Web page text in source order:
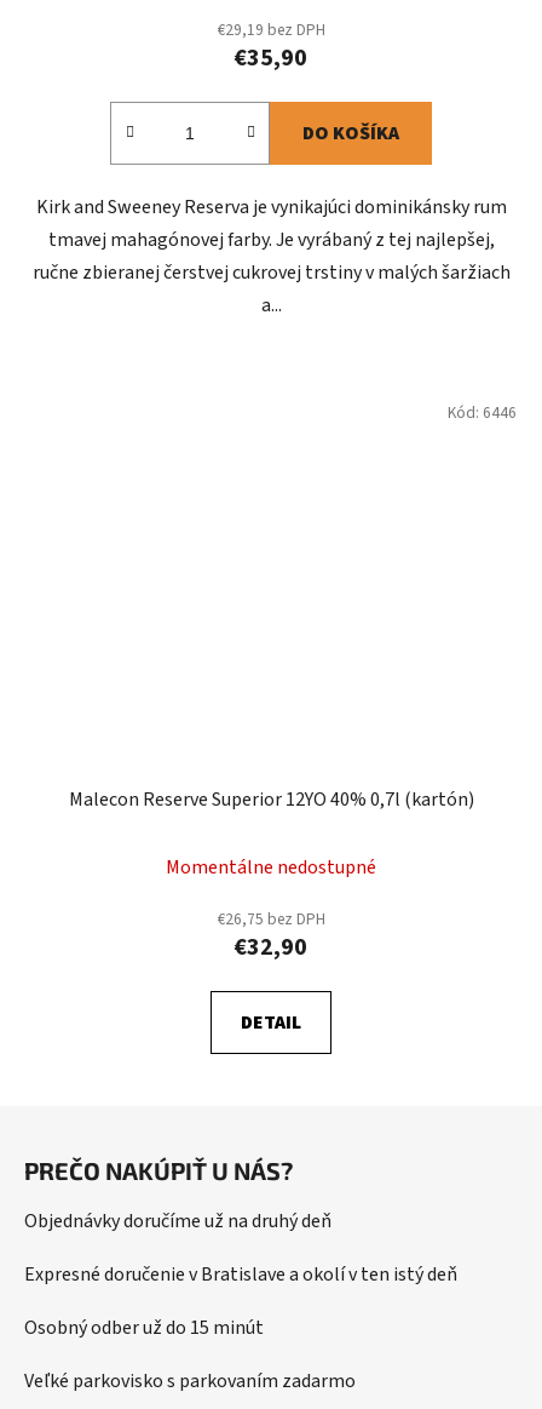
€29,19 bez DPH
€35,90
DO KOŠÍKA
Kirk and Sweeney Reserva je vynikajúci dominikánsky rum
tmavej mahagónovej farby. Je vyrábaný z tej najlepšej,
ručne zbieranej čerstvej cukrovej trstiny v malých šaržiach
a...
Malecon Reserve Superior 12YO 40% 0,7l (kartón)
Momentálne nedostupné
€26,75 bez DPH
€32,90
DETAIL
Kód: 6446
PREČO NAKÚPIŤ U NÁS?
Objednávky doručíme už na druhý deň
Expresné doručenie v Bratislave a okolí v ten istý deň
Osobný odber už do 15 minút
Veľké parkovisko s parkovaním zadarmo